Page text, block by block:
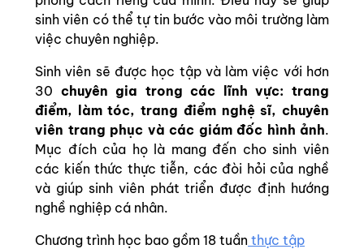
sinh viên có thể tự tin bước vào môi trường làm
việc chuyên nghiệp.
Sinh viên sẽ được học tập và làm việc với hơn
30 chuyên gia trong các lĩnh vực: trang
điểm, làm tóc, trang điểm nghệ sĩ, chuyên
viên trang phục và các giám đốc hình ảnh.
Mục đích của họ là mang đến cho sinh viên
các kiến thức thực tiễn, các đòi hỏi của nghề
và giúp sinh viên phát triển được định hướng
nghề nghiệp cá nhân.
Chương trình học bao gồm 18 tuần thực tập